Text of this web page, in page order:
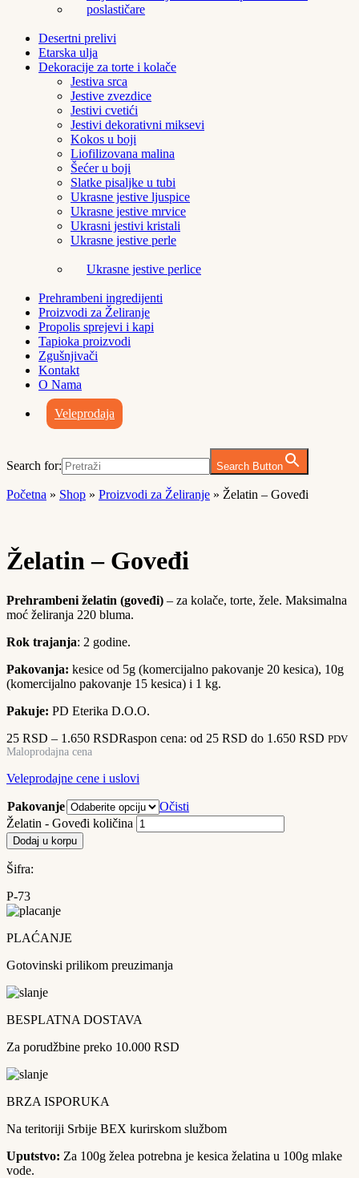
poslastičare
Desertni prelivi
Etarska ulja
Dekoracije za torte i kolače
Jestiva srca
Jestive zvezdice
Jestivi cvetići
Jestivi dekorativni miksevi
Kokos u boji
Liofilizovana malina
Šećer u boji
Slatke pisaljke u tubi
Ukrasne jestive ljuspice
Ukrasne jestive mrvice
Ukrasni jestivi kristali
Ukrasne jestive perle
Ukrasne jestive perlice
Prehrambeni ingredijenti
Proizvodi za Želiranje
Propolis sprejevi i kapi
Tapioka proizvodi
Zgušnjivači
Kontakt
O Nama
Veleprodaja
Search for: Search Button
Početna » Shop » Proizvodi za Želiranje » Želatin – Goveđi
Želatin – Goveđi
Prehrambeni želatin (goveđi) – za kolače, torte, žele. Maksimalna
moć želiranja 220 bluma.
Rok trajanja: 2 godine.
Pakovanja: kesice od 5g (komercijalno pakovanje 20 kesica), 10g
(komercijalno pakovanje 15 kesica) i 1 kg.
Pakuje: PD Eterika D.O.O.
25 RSD – 1.650 RSDRaspon cena: od 25 RSD do 1.650 RSD PDV
Maloprodajna cena
Veleprodajne cene i uslovi
Pakovanje
Očisti
Želatin - Goveđi količina
Dodaj u korpu
Šifra:
P-73
PLAĆANJE
Gotovinski prilikom preuzimanja
BESPLATNA DOSTAVA
Za porudžbine preko 10.000 RSD
BRZA ISPORUKA
Na teritoriji Srbije BEX kurirskom službom
Uputstvo: Za 100g želea potrebna je kesica želatina u 100g mlake
vode.